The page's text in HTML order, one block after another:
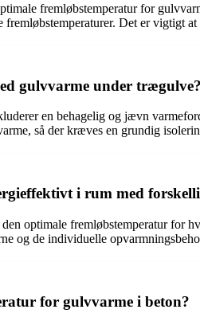
fremløbstemperatur for
Det er vigtigt
gulvvarme under trægulve?
en behagelig og jævn
så der kræves en grundig
i rum med
optimale fremløbstemperatur
og de individuelle
for gulvvarme i beton?